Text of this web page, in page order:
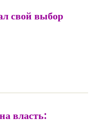
свой выбор
власть: